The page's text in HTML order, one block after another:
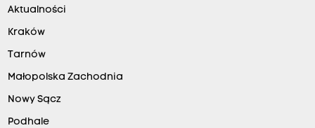
Aktualności
Kraków
Tarnów
Małopolska Zachodnia
Nowy Sącz
Podhale